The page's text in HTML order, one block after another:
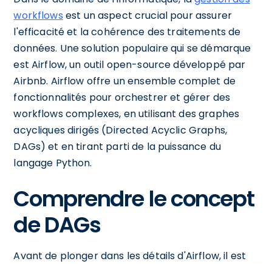
workflows est un aspect crucial pour assurer
l'efficacité et la cohérence des traitements de
données. Une solution populaire qui se démarque
est Airflow, un outil open-source développé par
Airbnb. Airflow offre un ensemble complet de
fonctionnalités pour orchestrer et gérer des
workflows complexes, en utilisant des graphes
acycliques dirigés (Directed Acyclic Graphs,
DAGs) et en tirant parti de la puissance du
langage Python.
Comprendre le concept
de DAGs
Avant de plonger dans les détails d'Airflow, il est